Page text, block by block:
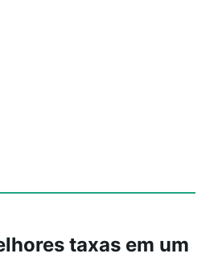
taxas em um